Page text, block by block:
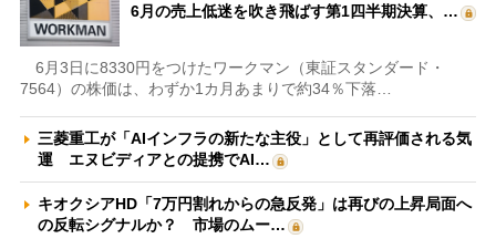
6月の売上低迷を吹き飛ばす第1四半期決算、…
6月3日に8330円をつけたワークマン（東証スタンダード・
7564）の株価は、わずか1カ月あまりで約34％下落…
三菱重工が「AIインフラの新たな主役」として再評価される気
運 エヌビディアとの提携でAI…
キオクシアHD「7万円割れからの急反発」は再びの上昇局面へ
の反転シグナルか？ 市場のムー…